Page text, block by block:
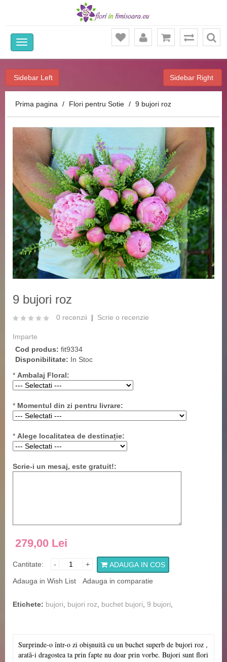
Sidebar Left Sidebar Right
Prima pagina Flori pentru Sotie 9 bujori roz
‹
9 bujori roz
0 recenzii | Scrie o recenzie
Imparte
Cod produs: fit9334
Disponibilitate: In Stoc
* Ambalaj Floral:
* Momentul din zi pentru livrare:
* Alege localitatea de destinație:
Scrie-i un mesaj, este gratuit!:
279,00 Lei
Cantitate: - +
ADAUGA IN COS
Adauga in Wish List
Adauga in comparatie
Etichete: bujori bujori roz buchet bujori 9 bujori
Surprinde-o într-o zi obișnuită cu un buchet superb de bujori roz ,
arată-i dragostea ta prin fapte nu doar prin vorbe. Bujori sunt flori